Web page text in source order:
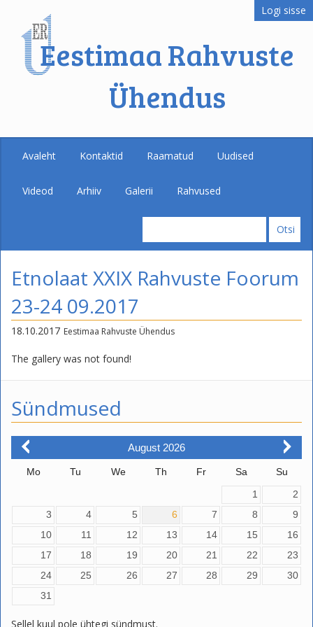
Logi sisse
Eestimaa Rahvuste
Ühendus
Avaleht Kontaktid Raamatud Uudised
Videod Arhiiv Galerii Rahvused
Etnolaat XXIX Rahvuste Foorum
23-24 09.2017
18.10.2017 Eestimaa Rahvuste Ühendus
The gallery was not found!
Sündmused
August 2026
Mo Tu We Th Fr Sa Su
1
2
3
4 5 6 7 8
9
10
11 12 13 14 15
16
17
18 19 20 21 22
23
24
25 26 27 28 29
30
31
Sellel kuul pole ühtegi sündmust.